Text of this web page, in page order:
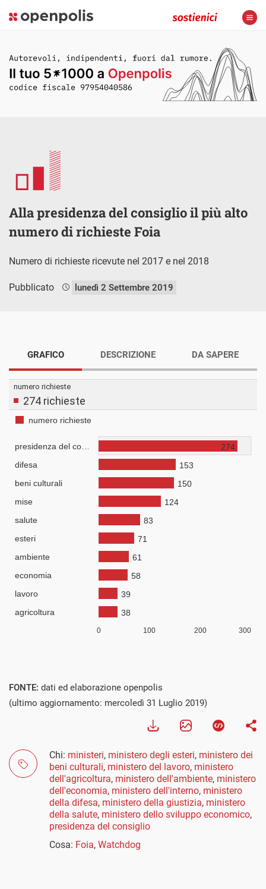
Alla presidenza del consiglio il più alto
numero di richieste Foia
Numero di richieste ricevute nel 2017 e nel 2018
Pubblicato lunedì 2 Settembre 2019
GRAFICO DESCRIZIONE DA SAPERE
FONTE: dati ed elaborazione openpolis
(ultimo aggiornamento: mercoledì 31 Luglio 2019)
Chi: ministeri, ministero degli esteri, ministero dei
beni culturali, ministero del lavoro, ministero
dell'agricoltura, ministero dell'ambiente, ministero
dell'economia, ministero dell'interno, ministero
della difesa, ministero della giustizia, ministero
della salute, ministero dello sviluppo economico,
presidenza del consiglio
Cosa: Foia, Watchdog